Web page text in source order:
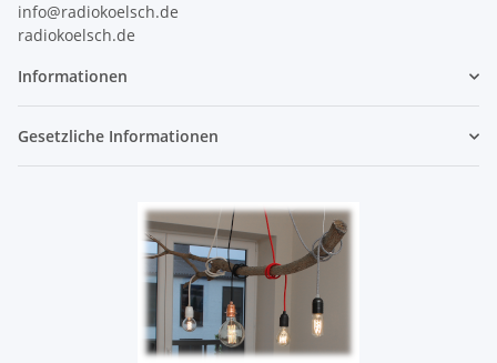
info@radiokoelsch.de
radiokoelsch.de
Informationen
Gesetzliche Informationen